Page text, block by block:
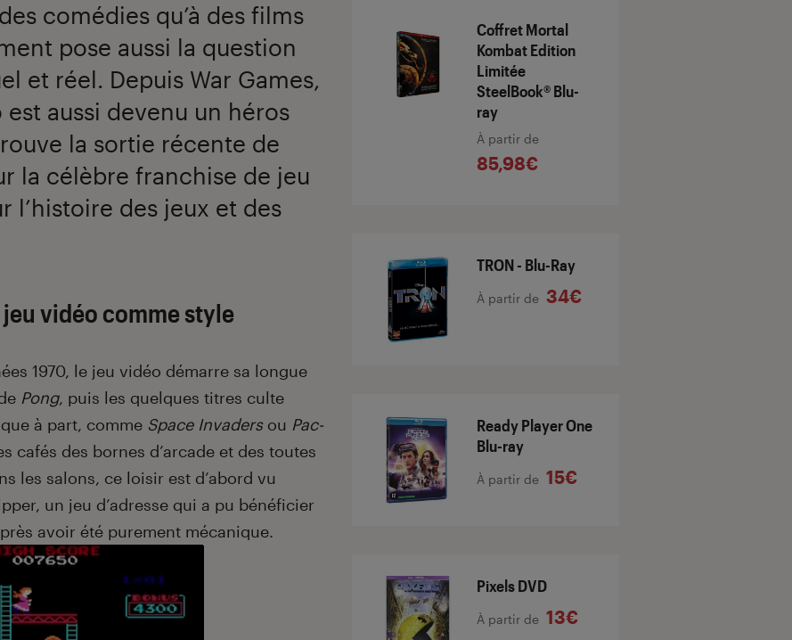
comédies qu’à des films
pose aussi la question
et réel. Depuis War Games,
aussi devenu un héros
la sortie récente de
la célèbre franchise de jeu
l’histoire des jeux et des
vidéo comme style
1970, le jeu vidéo démarre sa longue
Pong, puis les quelques titres culte
à part, comme Space Invaders ou Pac-
cafés des bornes d’arcade et des toutes
les salons, ce loisir est d’abord vu
un jeu d’adresse qui a pu bénéficier
avoir été purement mécanique.
Coffret Mortal
Kombat Edition
Limitée
SteelBook® Blu-
ray
À partir de
85,98€
TRON - Blu-Ray
À partir de 34€
Ready Player One
Blu-ray
À partir de 15€
Pixels DVD
À partir de 13€